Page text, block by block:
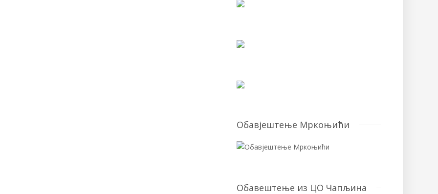
Обавјештење Мркоњићи
Обавештење из ЦО Чапљина